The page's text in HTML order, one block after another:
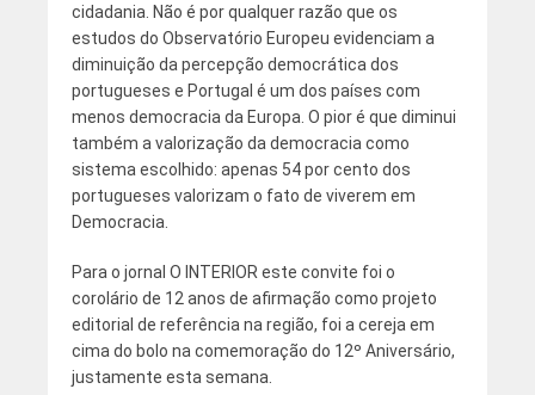
cidadania. Não é por qualquer razão que os
estudos do Observatório Europeu evidenciam a
diminuição da percepção democrática dos
portugueses e Portugal é um dos países com
menos democracia da Europa. O pior é que diminui
também a valorização da democracia como
sistema escolhido: apenas 54 por cento dos
portugueses valorizam o fato de viverem em
Democracia.
Para o jornal O INTERIOR este convite foi o
corolário de 12 anos de afirmação como projeto
editorial de referência na região, foi a cereja em
cima do bolo na comemoração do 12º Aniversário,
justamente esta semana.